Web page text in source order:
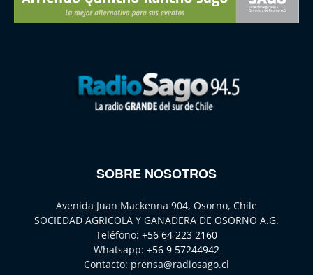
SOBRE NOSOTROS
Avenida Juan Mackenna 904, Osorno, Chile
SOCIEDAD AGRICOLA Y GANADERA DE OSORNO A.G.
Teléfono: +56 64 223 2160
Whatsapp: +56 9 57244942
Contacto: prensa@radiosago.cl